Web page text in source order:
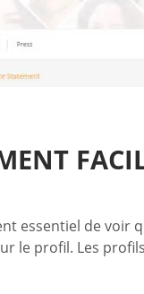
essentiel de voir
le profil. Les